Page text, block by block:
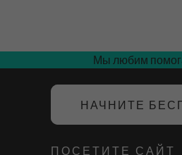
Мы любим
НАЧНИТЕ
ПОСЕТИТЕ САЙТ